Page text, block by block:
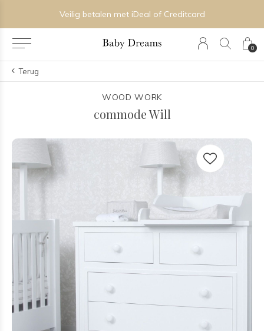
0
Veilig betalen met iDeal of Creditcard
Terug
WOOD WORK
commode Will